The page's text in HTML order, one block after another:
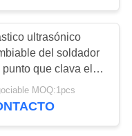
de la
51
ultrasónico
del soldador
punto que clava el
ultrasónico de
MOQ:1pcs